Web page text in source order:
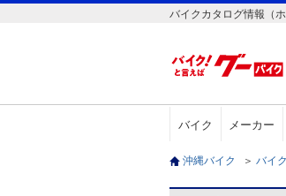
バイクカタログ情報（
バイク メーカー
沖縄バイク ＞ バイ